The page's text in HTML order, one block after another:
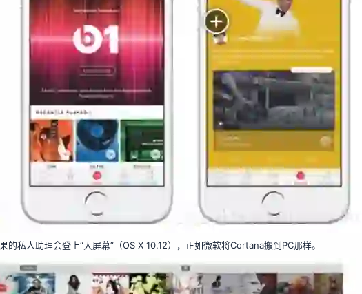
私人助理会登上“大屏幕”（OS X 10.12），正如微软将Cortana搬到PC那样。